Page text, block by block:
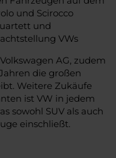
und Scirocco
und
VWs
AG, zudem
die großen
Weitere Zukäufe
ist VW in jedem
sowohl SUV als auch
einschließt.